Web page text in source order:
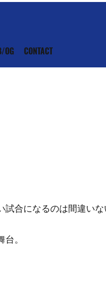
OG CONTACT
合になるのは間違いな
。